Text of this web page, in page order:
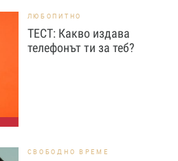
ЛЮБОПИТНО
ТЕСТ: Какво издава
телефонът ти за теб?
СВОБОДНО ВРЕМЕ